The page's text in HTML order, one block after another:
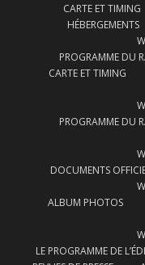
CARTE ET TIMING
HÉBERGEMENTS
PROGRAMME DU
CARTE ET TIMING
PROGRAMME DU
DOCUMENTS
ALBUM PHOTOS
LE PROGRAMME DE